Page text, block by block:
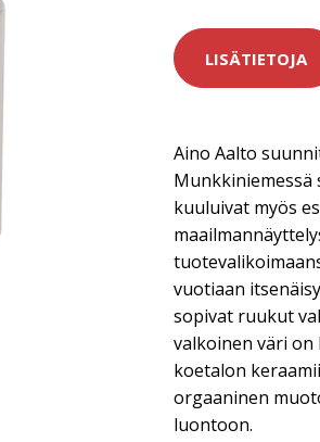
LISÄTIETOJA
Aino Aalto
Munkkiniemessä
kuuluivat myös
vuotiaan
sopivat ruukut
valkoinen väri
koetalon
orgaaninen
luontoon.